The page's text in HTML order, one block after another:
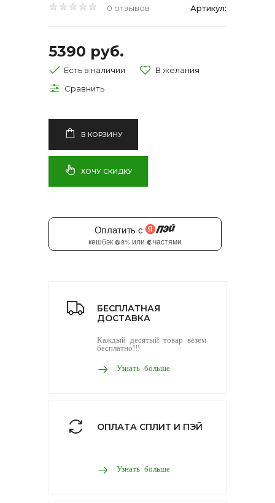
0 отзывов Артикул:
5390 руб.
Есть в наличии
В КОРЗИНУ
ХОЧУ СКИДКУ
БЕСПЛАТНАЯ
ДОСТАВКА
Каждый десятый товар везём
бесплатно!!!
Узнать больше
ОПЛАТА СПЛИТ И ПЭЙ
Узнать больше